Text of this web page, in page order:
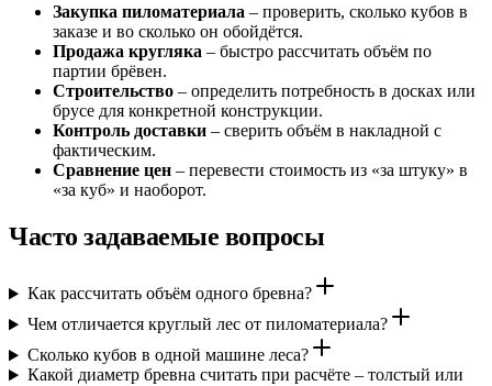
Закупка пиломатериала – проверить, сколько кубов в
заказе и во сколько он обойдётся.
Продажа кругляка – быстро рассчитать объём по
партии брёвен.
Строительство – определить потребность в досках или
брусе для конкретной конструкции.
Контроль доставки – сверить объём в накладной с
фактическим.
Сравнение цен – перевести стоимость из «за штуку» в
«за куб» и наоборот.
Часто задаваемые вопросы
Как рассчитать объём одного бревна?
Чем отличается круглый лес от пиломатериала?
Сколько кубов в одной машине леса?
Какой диаметр бревна считать при расчёте – толстый или